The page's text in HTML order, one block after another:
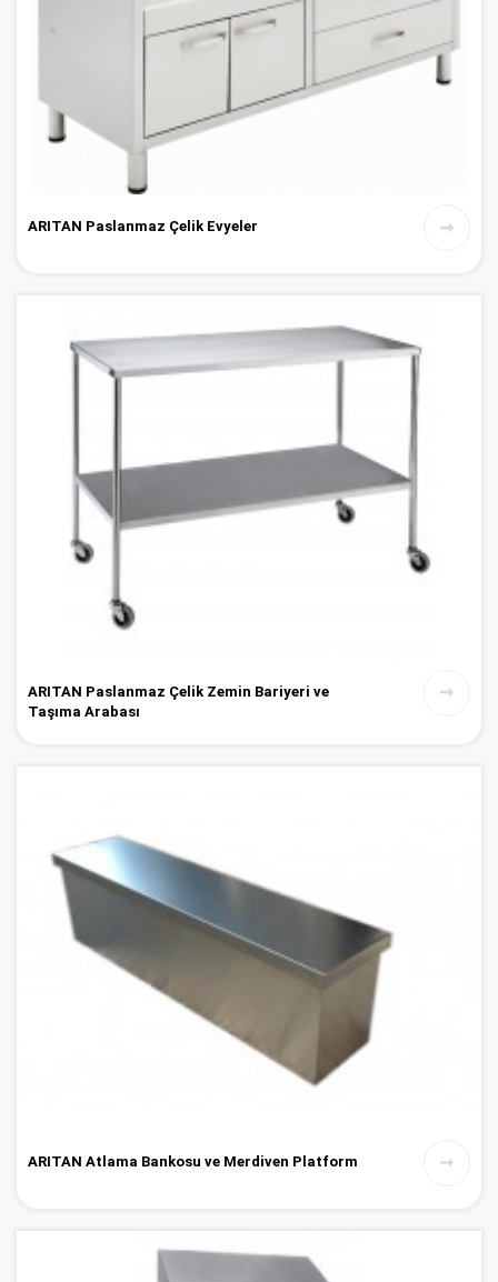
ARITAN Paslanmaz Çelik Evyeler
ARITAN Paslanmaz Çelik Zemin Bariyeri ve
Taşıma Arabası
ARITAN Atlama Bankosu ve Merdiven Platform